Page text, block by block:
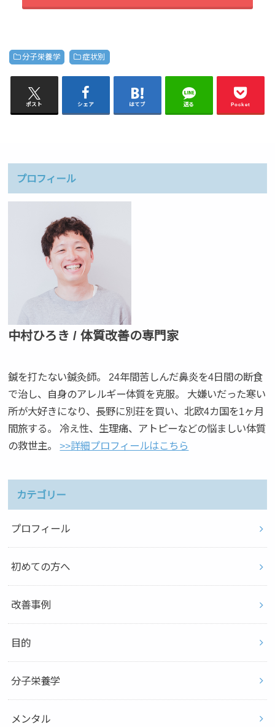
分子栄養学 症状別
ポスト シェア はてブ 送る Pocket
プロフィール
中村ひろき / 体質改善の専門家
鍼を打たない鍼灸師。 24年間苦しんだ鼻炎を4日間の断食
で治し、自身のアレルギー体質を克服。 大嫌いだった寒い
所が大好きになり、長野に別荘を買い、北欧4カ国を1ヶ月
間旅する。 冷え性、生理痛、アトピーなどの悩ましい体質
の救世主。>>詳細プロフィールはこちら
カテゴリー
プロフィール
初めての方へ
改善事例
目的
分子栄養学
メンタル